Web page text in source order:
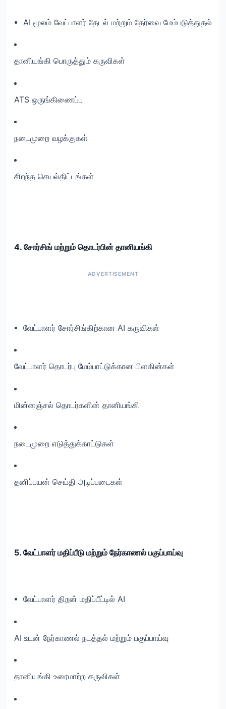
AI மூலம் வேட்பாளர் தேடல் மற்றும் தேர்வை மேம்படுத்துதல்
தானியங்கி பொருத்தும் கருவிகள்
ATS ஒருங்கிணைப்பு
நடைமுறை வழக்குகள்
சிறந்த செயல்திட்டங்கள்
4. சோர்சிங் மற்றும் தொடர்பின் தானியங்கி
வேட்பாளர் சோர்சிங்கிற்கான AI கருவிகள்
வேட்பாளர் தொடர்பு மேம்பாட்டுக்கான பிளகின்கள்
மின்னஞ்சல் தொடர்களின் தானியங்கி
நடைமுறை எடுத்துக்காட்டுகள்
தனிப்பயன் செய்தி அடிப்படைகள்
5. வேட்பாளர் மதிப்பீடு மற்றும் நேர்காணல் பகுப்பாய்வு
வேட்பாளர் திறன் மதிப்பீட்டில் AI
AI உடன் நேர்காணல் நடத்தல் மற்றும் பகுப்பாய்வு
தானியங்கி உரைமாற்ற கருவிகள்